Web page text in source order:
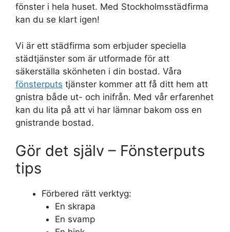
fönster i hela huset. Med Stockholmsstädfirma
kan du se klart igen!
Vi är ett städfirma som erbjuder speciella
städtjänster som är utformade för att
säkerställa skönheten i din bostad. Våra
fönsterputs tjänster kommer att få ditt hem att
gnistra både ut- och inifrån. Med vår erfarenhet
kan du lita på att vi har lämnar bakom oss en
gnistrande bostad.
Gör det själv – Fönsterputs
tips
Förbered rätt verktyg:
En skrapa
En svamp